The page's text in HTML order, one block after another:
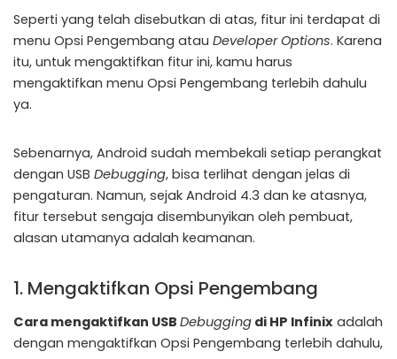
Seperti yang telah disebutkan di atas, fitur ini terdapat di
menu Opsi Pengembang atau Developer Options. Karena
itu, untuk mengaktifkan fitur ini, kamu harus
mengaktifkan menu Opsi Pengembang terlebih dahulu
ya.
Sebenarnya, Android sudah membekali setiap perangkat
dengan USB Debugging, bisa terlihat dengan jelas di
pengaturan. Namun, sejak Android 4.3 dan ke atasnya,
fitur tersebut sengaja disembunyikan oleh pembuat,
alasan utamanya adalah keamanan.
1. Mengaktifkan Opsi Pengembang
Cara mengaktifkan USB Debugging di HP Infinix adalah
dengan mengaktifkan Opsi Pengembang terlebih dahulu,